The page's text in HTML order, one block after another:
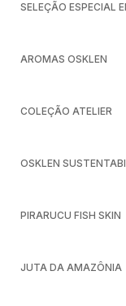
SELEÇÃO ESPECIAL
AROMAS OSKLEN
COLEÇÃO ATELIER
OSKLEN
PIRARUCU FISH SKIN
JUTA DA AMAZÔNIA